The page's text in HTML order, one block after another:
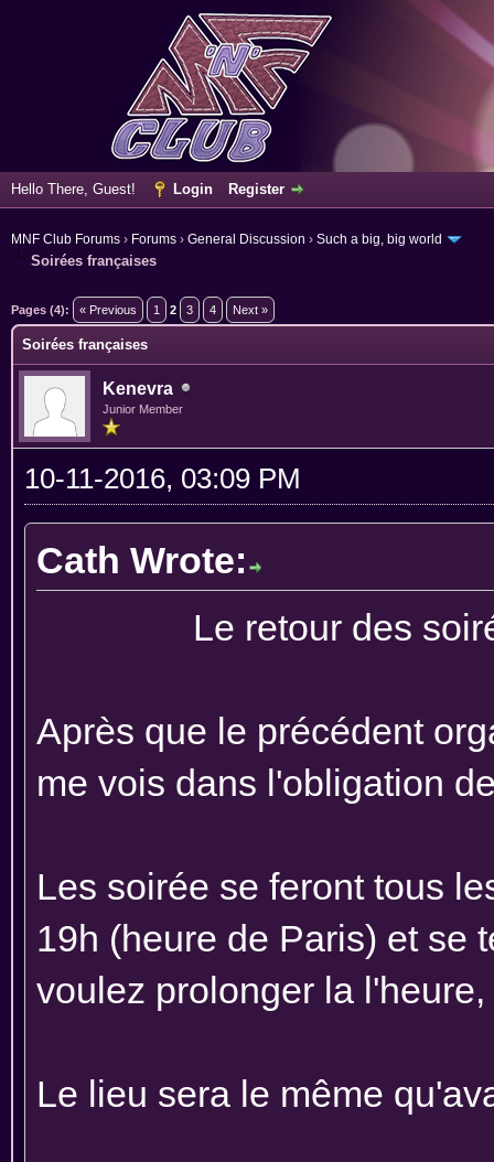
Hello There, Guest! Login Register
MNF Club Forums › Forums › General Discussion › Such a big, big world
Soirées françaises
Pages (4): « Previous 1 2 3 4 Next »
Soirées françaises
Kenevra
Junior Member
10-11-2016, 03:09 PM
Cath Wrote:
Le retour des
Après que le précédent
me vois dans l'obligation
Les soirée se feront tous
19h (heure de Paris) et se
voulez prolonger la
Le lieu sera le même